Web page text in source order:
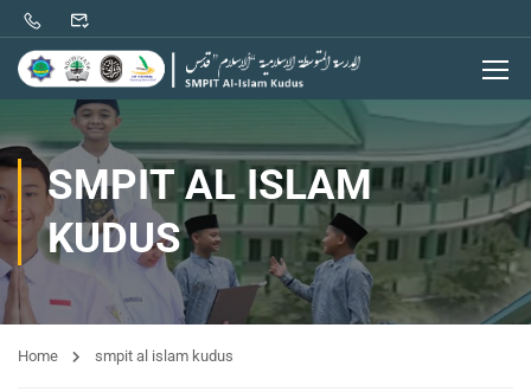
SMPIT AL ISLAM
KUDUS
Home smpit al islam kudus